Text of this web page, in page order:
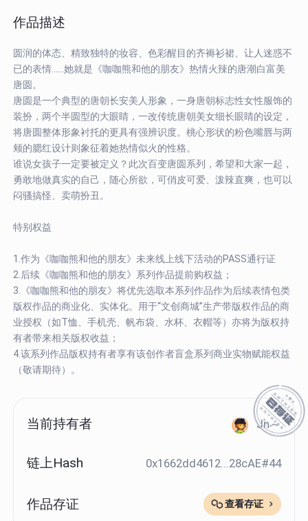
作品描述
圆润的体态、精致独特的妆容、色彩醒目的齐褥衫裙、让人迷惑不
已的表情......她就是《咖咖熊和他的朋友》热情火辣的唐潮白富美
唐圆。
唐圆是一个典型的唐朝长安美人形象，一身唐朝标志性女性服饰的
装扮，两个半圆型的大眼睛，一改传统唐朝美女细长眼睛的设定，
将唐圆整体形象衬托的更具有强辨识度。桃心形状的粉色嘴唇与两
颊的腮红设计则象征着她热情似火的性格。
谁说女孩子一定要被定义？此次百变唐圆系列，希望和大家一起，
勇敢地做真实的自己，随心所欲，可俏皮可爱、泼辣直爽，也可以
闷骚搞怪、卖萌扮丑。
特别权益
1.作为《咖咖熊和他的朋友》未来线上线下活动的PASS通行证
2.后续《咖咖熊和他的朋友》系列作品提前购权益；
3.《咖咖熊和他的朋友》将优先选取本系列作品作为后续表情包类
版权作品的商业化、实体化。用于“文创商城”生产带版权作品的商
业授权（如T恤、手机壳、帆布袋、水杯、衣帽等）亦将为版权持
有者带来相关版权收益；
4.该系列作品版权持有者享有该创作者盲盒系列商业实物赋能权益
（敬请期待）。
当前持有者 Jn～
链上Hash 0x1662dd4612...28cAE#44
作品存证 查看存证